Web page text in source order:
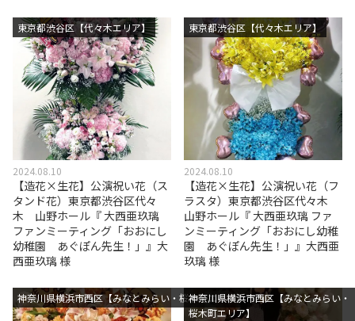
東京都渋谷区【代々木エリア】
2024.08.10
【造花×生花】公演祝い花（ス
タンド花）東京都渋谷区代々
木 山野ホール『 大西亜玖璃
ファンミーティング「おおにし
幼稚園 あぐぽん先生！」』大
西亜玖璃 様
東京都渋谷区【代々木エリア】
2024.08.10
【造花×生花】公演祝い花（フ
ラスタ）東京都渋谷区代々木
山野ホール『 大西亜玖璃 ファ
ンミーティング「おおにし幼稚
園 あぐぽん先生！」』大西亜
玖璃 様
神奈川県横浜市西区【みなとみらい・桜木町エリア】神奈川県横浜市西区【みなとみらい・
桜木町エリア】